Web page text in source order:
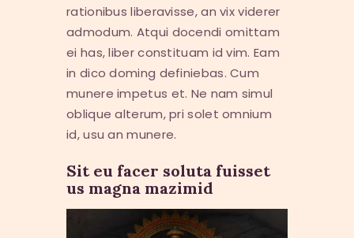
rationibus liberavisse, an vix viderer
admodum. Atqui docendi omittam
ei has, liber constituam id vim. Eam
in dico doming definiebas. Cum
munere impetus et. Ne nam simul
oblique alterum, pri solet omnium
id, usu an munere.
Sit eu facer soluta fuisset
us magna mazimid